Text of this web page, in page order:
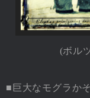
(ボル
■巨大なモグラか